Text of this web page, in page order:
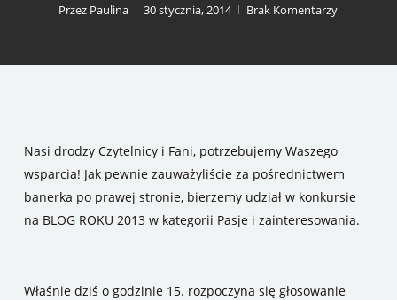
Przez Paulina 30 stycznia, 2014 Brak Komentarzy
Nasi drodzy Czytelnicy i Fani, potrzebujemy Waszego
wsparcia! Jak pewnie zauważyliście za pośrednictwem
banerka po prawej stronie, bierzemy udział w konkursie
na BLOG ROKU 2013 w kategorii Pasje i zainteresowania.
Właśnie dziś o godzinie 15. rozpoczyna się głosowanie